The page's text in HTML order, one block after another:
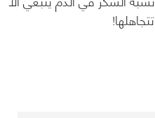
تتجاهلها!